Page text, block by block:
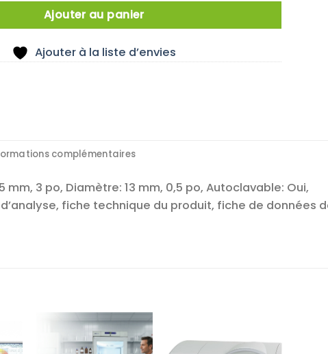
Ajouter au panier
Ajouter à la liste d’envies
complémentaires
3 po, Diamètre: 13 mm, 0,5 po, Autoclavable: Oui,
fiche technique du produit, fiche de données